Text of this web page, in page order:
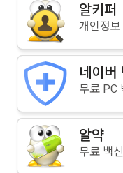
알키퍼
개인정
네이버
무료 PC
알약
무료 백